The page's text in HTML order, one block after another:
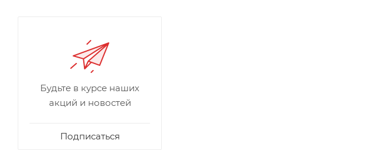
Будьте в курсе наших
акций и новостей
Подписаться